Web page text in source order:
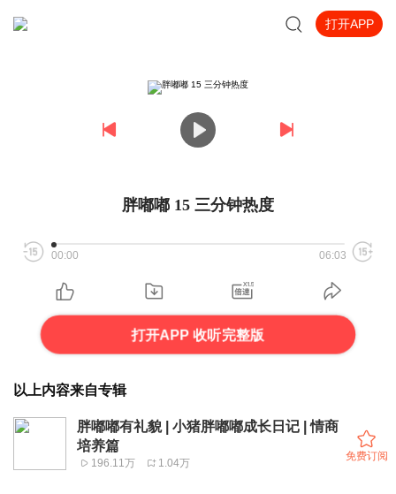
打开APP
胖嘟嘟 15 三分钟热度
00:00 06:03
打开APP 收听完整版
以上内容来自专辑
胖嘟嘟有礼貌 | 小猪胖嘟嘟成长日记 | 情商
培养篇
196.11万 1.04万
免费订阅